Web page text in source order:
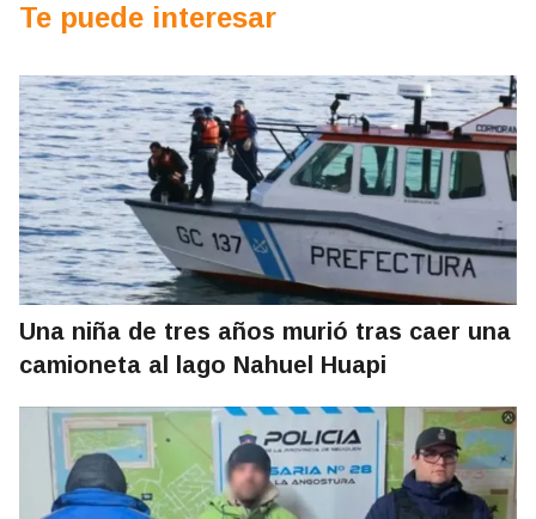
Te puede interesar
Una niña de tres años murió tras caer una
camioneta al lago Nahuel Huapi